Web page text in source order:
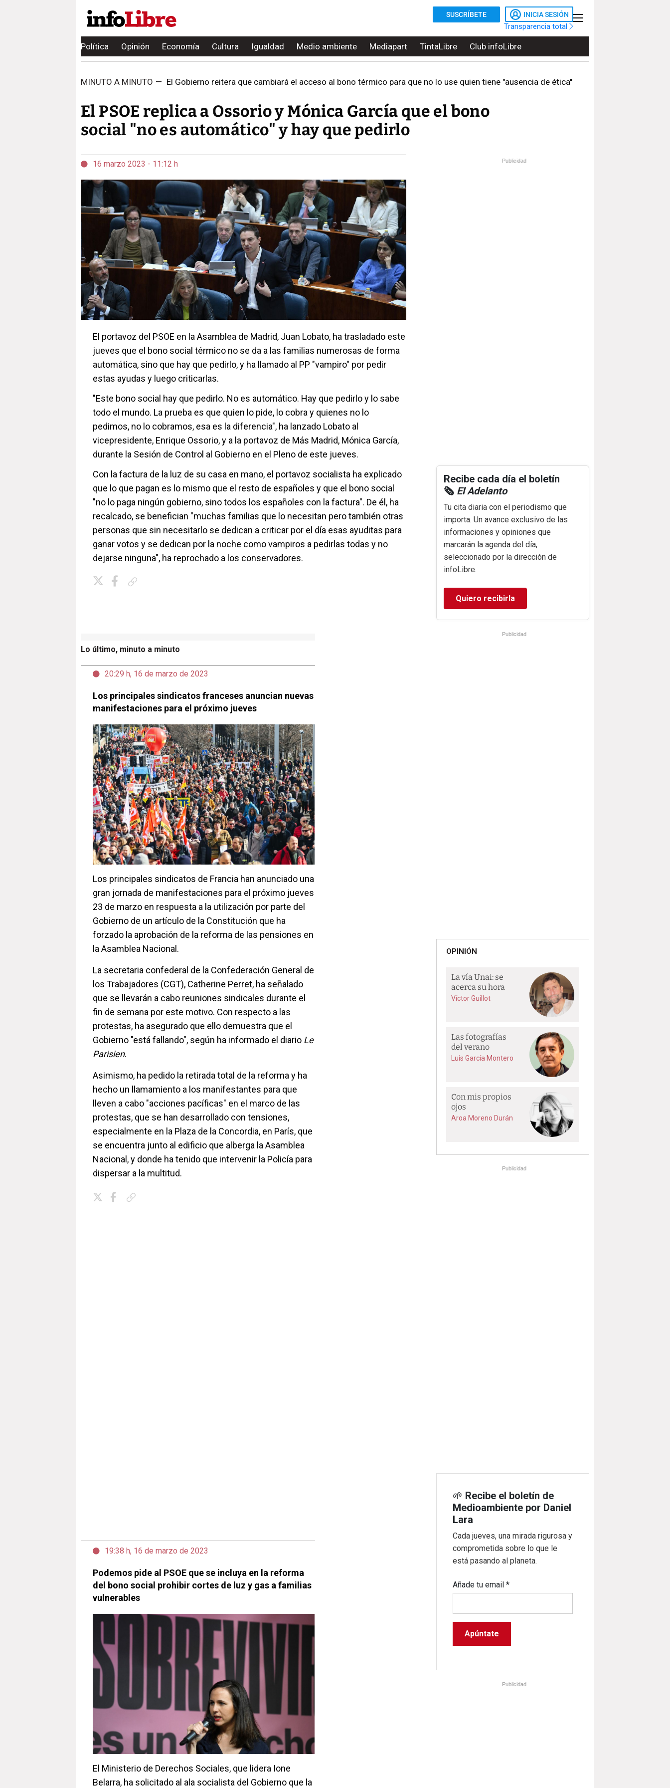
SUSCRÍBETE INICIA SESIÓN
Transparencia total
Política Opinión Economía Cultura Igualdad Medio ambiente Mediapart TintaLibre Club infoLibre
MINUTO A MINUTO — El Gobierno reitera que cambiará el acceso al bono térmico para que no lo use quien tiene "ausencia de ética"
El PSOE replica a Ossorio y Mónica García que el bono
social "no es automático" y hay que pedirlo
16 marzo 2023 - 11:12 h
El portavoz del PSOE en la Asamblea de Madrid, Juan Lobato, ha trasladado este
jueves que el bono social térmico no se da a las familias numerosas de forma
automática, sino que hay que pedirlo, y ha llamado al PP "vampiro" por pedir
estas ayudas y luego criticarlas.
"Este bono social hay que pedirlo. No es automático. Hay que pedirlo y lo sabe
todo el mundo. La prueba es que quien lo pide, lo cobra y quienes no lo
pedimos, no lo cobramos, esa es la diferencia", ha lanzado Lobato al
vicepresidente, Enrique Ossorio, y a la portavoz de Más Madrid, Mónica García,
durante la Sesión de Control al Gobierno en el Pleno de este jueves.
Con la factura de la luz de su casa en mano, el portavoz socialista ha explicado
que lo que pagan es lo mismo que el resto de españoles y que el bono social
"no lo paga ningún gobierno, sino todos los españoles con la factura". De él, ha
recalcado, se benefician "muchas familias que lo necesitan pero también otras
personas que sin necesitarlo se dedican a criticar por el día esas ayuditas para
ganar votos y se dedican por la noche como vampiros a pedirlas todas y no
dejarse ninguna", ha reprochado a los conservadores.
Lo último, minuto a minuto
20:29 h, 16 de marzo de 2023
Los principales sindicatos franceses anuncian nuevas
manifestaciones para el próximo jueves
Los principales sindicatos de Francia han anunciado una
gran jornada de manifestaciones para el próximo jueves
23 de marzo en respuesta a la utilización por parte del
Gobierno de un artículo de la Constitución que ha
forzado la aprobación de la reforma de las pensiones en
la Asamblea Nacional.
La secretaria confederal de la Confederación General de
los Trabajadores (CGT), Catherine Perret, ha señalado
que se llevarán a cabo reuniones sindicales durante el
fin de semana por este motivo. Con respecto a las
protestas, ha asegurado que ello demuestra que el
Gobierno "está fallando", según ha informado el diario Le
Parisien.
Asimismo, ha pedido la retirada total de la reforma y ha
hecho un llamamiento a los manifestantes para que
lleven a cabo "acciones pacíficas" en el marco de las
protestas, que se han desarrollado con tensiones,
especialmente en la Plaza de la Concordia, en París, que
se encuentra junto al edificio que alberga la Asamblea
Nacional, y donde ha tenido que intervenir la Policía para
dispersar a la multitud.
19:38 h, 16 de marzo de 2023
Podemos pide al PSOE que se incluya en la reforma
del bono social prohibir cortes de luz y gas a familias
vulnerables
El Ministerio de Derechos Sociales, que lidera Ione
Belarra, ha solicitado al ala socialista del Gobierno que la
Publicidad
Recibe cada día el boletín
🗞️ El Adelanto
Tu cita diaria con el periodismo que
importa. Un avance exclusivo de las
informaciones y opiniones que
marcarán la agenda del día,
seleccionado por la dirección de
infoLibre.
Quiero recibirla
Publicidad
OPINIÓN
La vía Unai: se
acerca su hora
Víctor Guillot
Las fotografías
del verano
Luis García Montero
Con mis propios
ojos
Aroa Moreno Durán
Publicidad
🌱 Recibe el boletín de
Medioambiente por Daniel
Lara
Cada jueves, una mirada rigurosa y
comprometida sobre lo que le
está pasando al planeta.
Añade tu email*
Publicidad